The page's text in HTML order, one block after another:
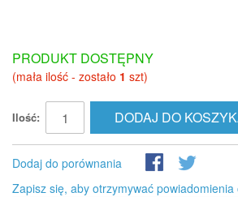
PRODUKT DOSTĘPNY
(mała ilość - zostało 1 szt)
Ilość: DODAJ DO
Dodaj do porównania
Zapisz się, aby otrzymywać powiadomienia